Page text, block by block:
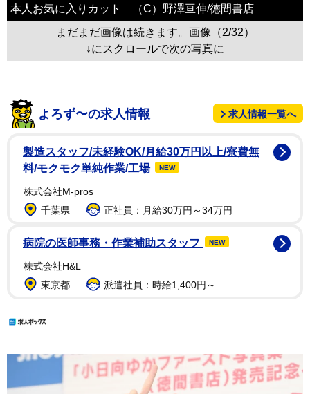
本人お気に入りカット （C）野澤亘伸/徳間書店
まだまだ画像は続きます。画像（2/32）
↓にスクロールで次の写真に
よろず〜の求人情報 求人情報一覧へ
製造スタッフ/未経験OK/月給30万円以上/寮費無
料/モクモク単純作業/工場
NEW
株式会社M-pros
千葉県
正社員：月給30万円～34万円
病院の医師事務・作業補助スタッフ NEW
株式会社H&L
東京都
派遣社員：時給1,400円～